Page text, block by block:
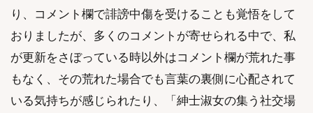
り、コメント欄で誹謗中傷を受けることも覚悟をして
おりましたが、多くのコメントが寄せられる中で、私
が更新をさぼっている時以外はコメント欄が荒れた事
もなく、その荒れた場合でも言葉の裏側に心配されて
いる気持ちが感じられたり、「紳士淑女の集う社交場